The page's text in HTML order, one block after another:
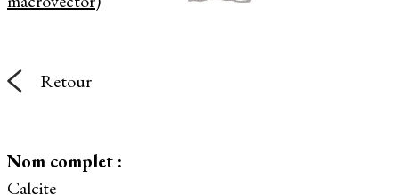
Retour
Nom complet :
Calcite